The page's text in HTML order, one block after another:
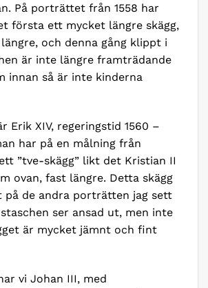
På porträttet från 1558 har
första ett mycket längre skägg,
och denna gång klippt i
är inte längre framträdande
innan så är inte kinderna
Erik XIV, regeringstid 1560 –
har på en målning från
”tve-skägg” likt det Kristian II
ovan, fast längre. Detta skägg
på de andra porträtten jag sett
ser ansad ut, men inte
är mycket jämnt och fint
vi Johan III, med